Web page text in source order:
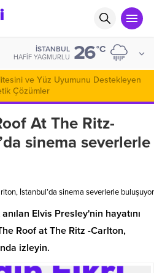
İSTANBUL
HAFIF YAĞMURLU 26°C
Kiralama ile Yola Çıkmadan Önce
At The Ritz-
sinema severlerle
İstanbul’da sinema severlerle buluşuyor
Elvis Presley'nin hayatını
Roof at The Ritz -Carlton,
izleyin.